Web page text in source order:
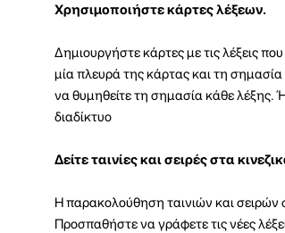
Χρησιμοποιήστε κάρτες λέξεων.
Δημιουργήστε κάρτες με τις λέξεις
μία πλευρά της κάρτας και τη
να θυμηθείτε τη σημασία κάθε λέξης.
διαδίκτυο
Δείτε ταινίες και σειρές στα
Η παρακολούθηση ταινιών και σειρών
Προσπαθήστε να γράφετε τις νέες